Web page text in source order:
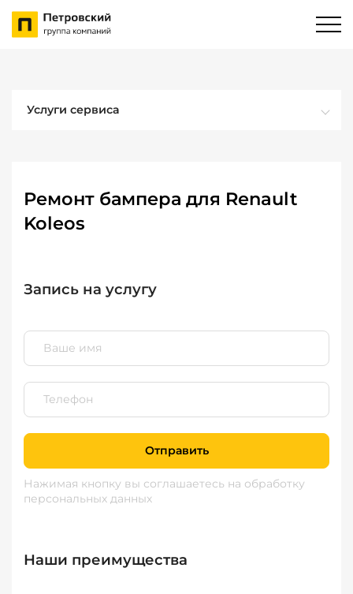
Услуги сервиса
Ремонт бампера для Renault
Koleos
Запись на услугу
Отправить
Нажимая кнопку вы соглашаетесь на обработку
персональных данных
Наши преимущества